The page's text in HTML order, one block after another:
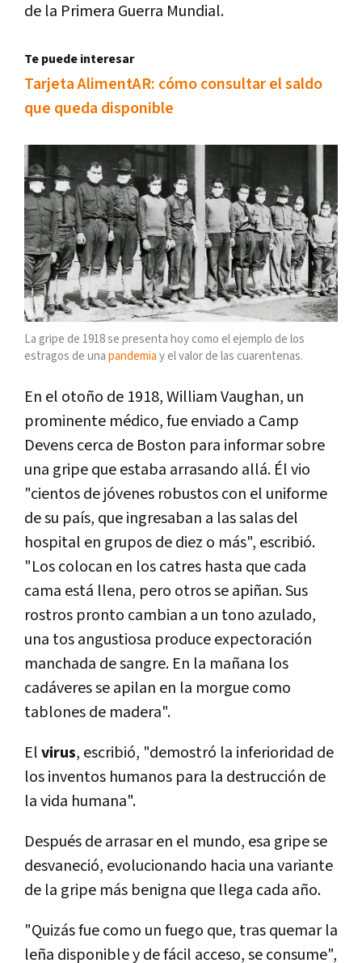
de la Primera Guerra Mundial.
Te puede interesar
Tarjeta AlimentAR: cómo consultar el saldo
que queda disponible
La gripe de 1918 se presenta hoy como el ejemplo de los
estragos de una pandemia y el valor de las cuarentenas.
En el otoño de 1918, William Vaughan, un
prominente médico, fue enviado a Camp
Devens cerca de Boston para informar sobre
una gripe que estaba arrasando allá. Él vio
"cientos de jóvenes robustos con el uniforme
de su país, que ingresaban a las salas del
hospital en grupos de diez o más", escribió.
"Los colocan en los catres hasta que cada
cama está llena, pero otros se apiñan. Sus
rostros pronto cambian a un tono azulado,
una tos angustiosa produce expectoración
manchada de sangre. En la mañana los
cadáveres se apilan en la morgue como
tablones de madera".
Elvirus, escribió, "demostró la inferioridad de
los inventos humanos para la destrucción de
la vida humana".
Después de arrasar en el mundo, esa gripe se
desvaneció, evolucionando hacia una variante
de la gripe más benigna que llega cada año.
"Quizás fue como un fuego que, tras quemar la
leña disponible y de fácil acceso, se consume",